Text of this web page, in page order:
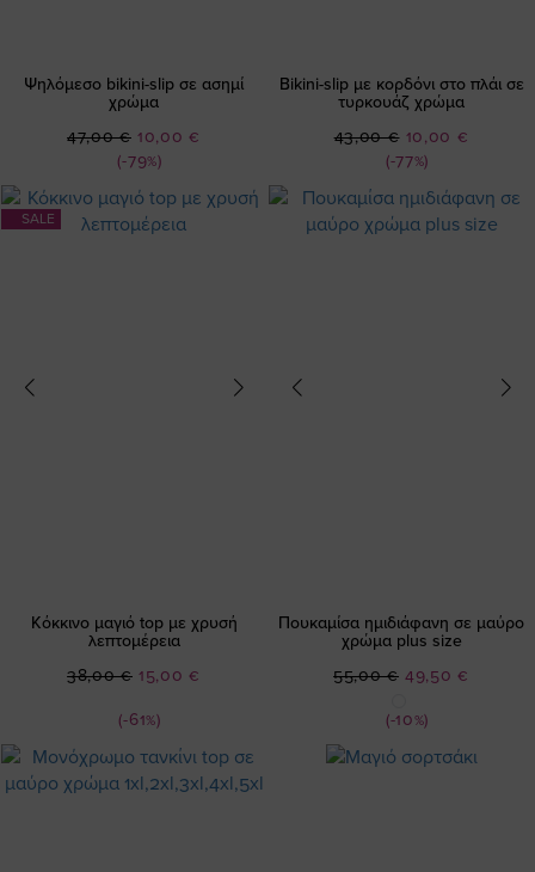
Ψηλόμεσο bikini-slip σε ασημί
χρώμα
(-79%)
Ειδική
Τιμή
10,00 €
47,00 €
Bikini-slip με κορδόνι στο πλάι σε
τυρκουάζ χρώμα
(-77%)
Ειδική
Τιμή
10,00 €
43,00 €
SALE
Κόκκινο μαγιό top με χρυσή
λεπτομέρεια
(-61%)
Ειδική
15,00 €
38,00 €
Πουκαμίσα ημιδιάφανη σε μαύρο
χρώμα plus size
(-10%)
Ειδική
49,50 €
55,00 €